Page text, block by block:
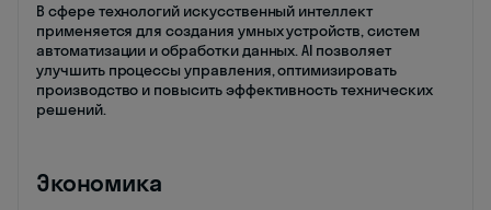
В сфере технологий искусственный интеллект
применяется для создания умных устройств, систем
автоматизации и обработки данных. AI позволяет
улучшить процессы управления, оптимизировать
производство и повысить эффективность технических
решений.
Экономика